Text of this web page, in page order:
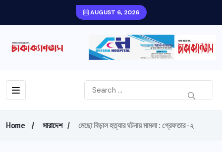
AUGUST 6, 2026
Home সারাদেশ মেছো বিড়াল হত্যার ঘটনায় মামলা : গ্রেফতার -২